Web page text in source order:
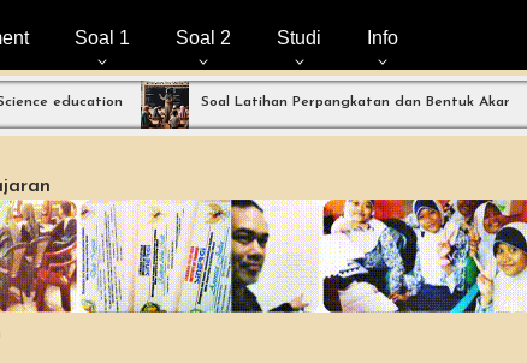
Soal 1 Soal 2 Studi Info
Soal Latihan Perpangkatan dan Bentuk Akar